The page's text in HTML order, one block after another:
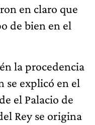
en claro que
de bien en el
la procedencia
se explicó en el
el Palacio de
Rey se origina